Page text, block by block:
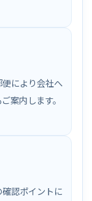
により会社へ
案内します。
認ポイントに